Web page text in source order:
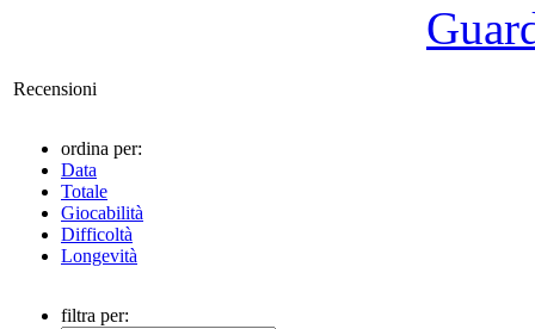
Recensioni
ordina per:
Data
Totale
Giocabilità
Difficoltà
Longevità
filtra per: